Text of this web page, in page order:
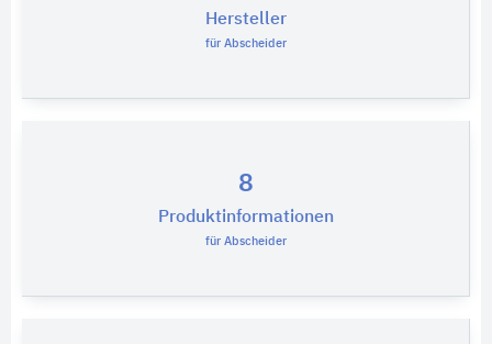
Hersteller
für Abscheider
8
Produktinformationen
für Abscheider